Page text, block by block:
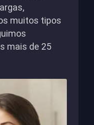
muitos tipos
mais de 25